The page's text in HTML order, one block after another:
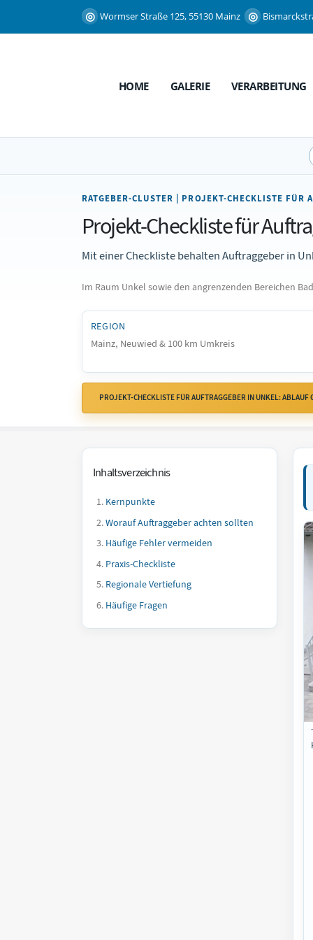
Wormser Straße 125, 55130 Mainz
HOME GALERIE VERARBEITUNG
RATGEBER-CLUSTER | PROJEKT-CHECKLISTE FÜR
Projekt-Checkliste für
Mit einer Checkliste behalten Auftraggeber in
Im Raum Unkel sowie den angrenzenden Bereichen
REGION
Mainz, Neuwied & 100 km Umkreis
PROJEKT-CHECKLISTE FÜR AUFTRAGGEBER IN UNKEL: ABLAUF
Inhaltsverzeichnis
Kernpunkte
Worauf Auftraggeber achten sollten
Häufige Fehler vermeiden
Praxis-Checkliste
Regionale Vertiefung
Häufige Fragen